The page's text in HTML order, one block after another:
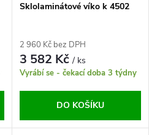
Sklolaminátové víko k 4502
2 960 Kč bez DPH
3 582 Kč/ ks
Vyrábí se - čekací doba 3 týdny
DO KOŠÍKU